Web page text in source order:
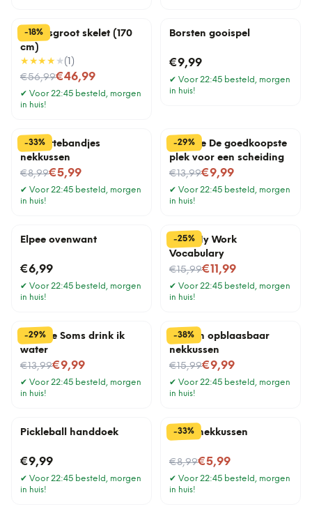
-18%
Levensgroot skelet (170
cm)
★★★★ ★( 1 )
€56,99
Nu voor€46,99
✔ Voor 22:45 besteld, morgen
in huis!
Borsten gooispel
€9,99
✔ Voor 22:45 besteld, morgen
in huis!
-33%
Cassettebandjes
nekkussen
€8,99
Nu voor€5,99
✔ Voor 22:45 besteld, morgen
in huis!
-29%
Tegeltje De goedkoopste
plek voor een scheiding
€13,99
Nu voor€9,99
✔ Voor 22:45 besteld, morgen
in huis!
Elpee ovenwant
€6,99
✔ Voor 22:45 besteld, morgen
in huis!
-25%
Mok My Work
Vocabulary
€15,99
Nu voor€11,99
✔ Voor 22:45 besteld, morgen
in huis!
-29%
Tegeltje Soms drink ik
water
€13,99
Nu voor€9,99
✔ Voor 22:45 besteld, morgen
in huis!
-38%
Wolken opblaasbaar
nekkussen
€15,99
Nu voor€9,99
✔ Voor 22:45 besteld, morgen
in huis!
Pickleball handdoek
€9,99
✔ Voor 22:45 besteld, morgen
in huis!
-33%
Elpee nekkussen
€8,99
Nu voor€5,99
✔ Voor 22:45 besteld, morgen
in huis!